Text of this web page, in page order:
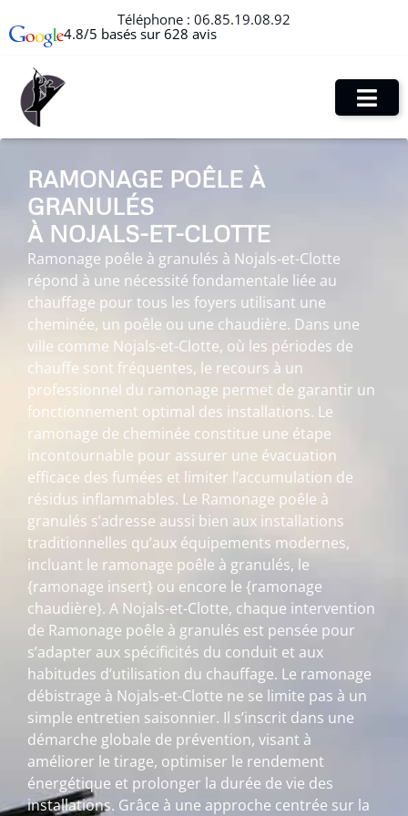
Téléphone : 06.85.19.08.92
4.8/5 basés sur 628 avis
RAMONAGE POÊLE À
GRANULÉS
À NOJALS-ET-CLOTTE
Ramonage poêle à granulés à Nojals-et-Clotte
répond à une nécessité fondamentale liée au
chauffage pour tous les foyers utilisant une
cheminée, un poêle ou une chaudière. Dans une
ville comme Nojals-et-Clotte, où les périodes de
chauffe sont fréquentes, le recours à un
professionnel du ramonage permet de garantir un
fonctionnement optimal des installations. Le
ramonage de cheminée constitue une étape
incontournable pour assurer une évacuation
efficace des fumées et limiter l’accumulation de
résidus inflammables. Le Ramonage poêle à
granulés s’adresse aussi bien aux installations
traditionnelles qu’aux équipements modernes,
incluant le ramonage poêle à granulés, le
{ramonage insert} ou encore le {ramonage
chaudière}. A Nojals-et-Clotte, chaque intervention
de Ramonage poêle à granulés est pensée pour
s’adapter aux spécificités du conduit et aux
habitudes d’utilisation du chauffage. Le ramonage
débistrage à Nojals-et-Clotte ne se limite pas à un
simple entretien saisonnier. Il s’inscrit dans une
démarche globale de prévention, visant à
améliorer le tirage, optimiser le rendement
énergétique et prolonger la durée de vie des
installations. Grâce à une approche centrée sur la